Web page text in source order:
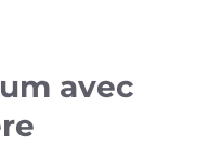
avec